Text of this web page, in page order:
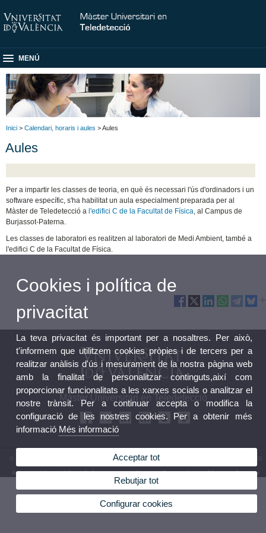
MENÚ
Inici > Calendari, horaris i aules > Aules
Aules
Per a impartir les classes de teoria, en què és necessari l'ús d'ordinadors i un
software específic, s'ha habilitat un aula especialment preparada per al
Màster de Teledetecció a l'edifici C de la Facultat de Física, al Campus de
Burjassot-Paterna.
Les classes de laboratori es realitzen al laboratori de Medi Ambient, també a
l'edifici C de la Facultat de Física.
Màster Universitari en Teledetecció
© 2026 UV. - Av. Vicent Andrés Estellés, 19. 46100 Burjassot.València. Telèfon: 96 3544350
Avís legal|Accessibilitat|Política privacitat|Cookies|Transparència|Bùstia de Contacte
Cookies i política de
privacitat
La teva privacitat és important per a nosaltres. Per això,
t'informem que utilitzem cookies pròpies i de tercers per a
realitzar anàlisis d'ús i mesurament de la nostra pàgina web
amb la finalitat de personalitzar continguts,així com
proporcionar funcionalitats a les xarxes socials o analitzar el
nostre trànsit. Per a continuar accepta o modifica la
configuració de les nostres cookies. Per a obtenir més
informació Més informació
Acceptar tot
Rebutjar tot
Configurar cookies